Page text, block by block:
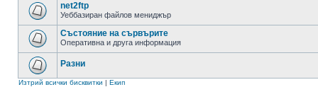
net2ftp
Уеббазиран файлов мениджър
Състояние на сървърите
Оперативна и друга информация
Разни
Изтрий всички бисквитки | Екип